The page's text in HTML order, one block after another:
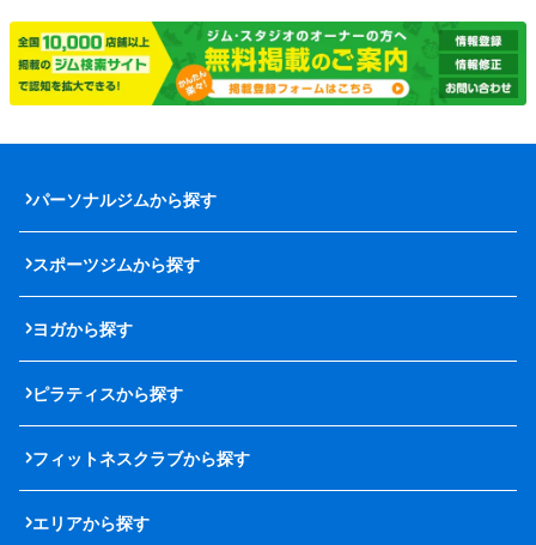
パーソナルジムから探す
スポーツジムから探す
ヨガから探す
ピラティスから探す
フィットネスクラブから探す
エリアから探す